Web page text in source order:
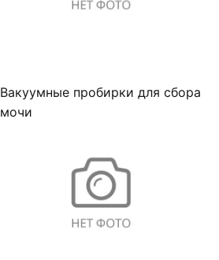
Вакуумные пробирки для сбора
мочи